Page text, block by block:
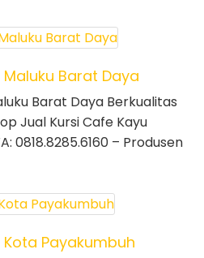
Barat Daya
Barat Daya Berkualitas
Jual Kursi Cafe Kayu
0818.8285.6160 – Produsen
Payakumbuh